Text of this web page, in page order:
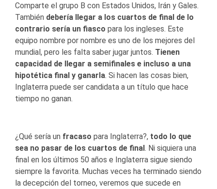
Comparte el grupo B con Estados Unidos, Irán y Gales.
También debería llegar a los cuartos de final de lo
contrario sería un fiasco para los ingleses. Este
equipo nombre por nombre es uno de los mejores del
mundial, pero les falta saber jugar juntos. Tienen
capacidad de llegar a semifinales e incluso a una
hipotética final y ganarla. Si hacen las cosas bien,
Inglaterra puede ser candidata a un título que hace
tiempo no ganan.
¿Qué sería un fracaso para Inglaterra?, todo lo que
sea no pasar de los cuartos de final. Ni siquiera una
final en los últimos 50 años e Inglaterra sigue siendo
siempre la favorita. Muchas veces ha terminado siendo
la decepción del torneo, veremos que sucede en